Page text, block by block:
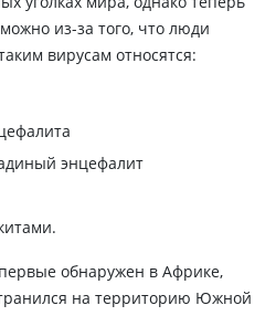
из-за того, что люди
вирусам относятся:
энцефалит
обнаружен в Африке,
на территорию Южной